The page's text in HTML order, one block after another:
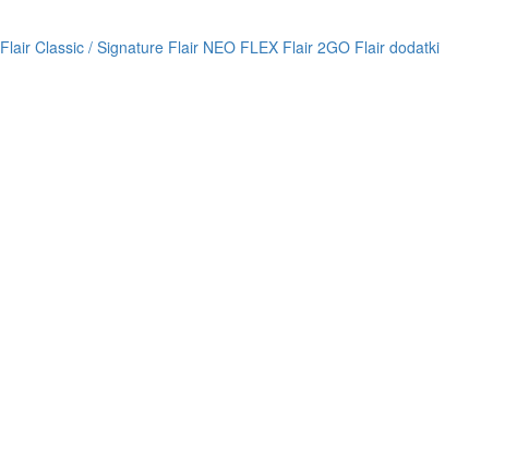
Flair Classic / Signature Flair NEO FLEX Flair 2GO Flair dodatki